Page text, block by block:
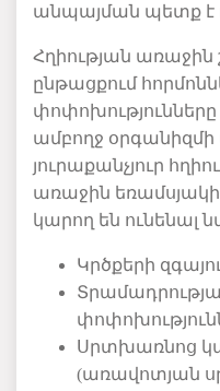
անպայման պետք է
Հղիության
ընթացքում
փոփոխությունները
ամբողջ օրգանիզմի
յուրաքանչյուր
առաջին
կարող են ունենալ
Կրծքեր ի
Սրտխառնոց
(առավոտյան